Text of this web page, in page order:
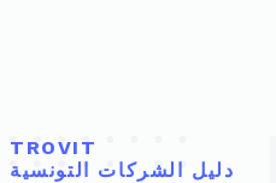
TROVIT
دليل الشركات التونسية